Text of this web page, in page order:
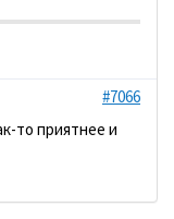
#7066
то приятнее и